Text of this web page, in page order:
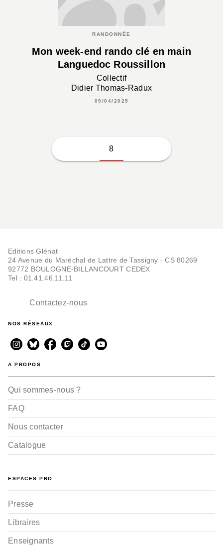
RANDONNÉE
Mon week-end rando clé en main
Languedoc Roussillon
Collectif
Didier Thomas-Radux
09/04/2025
8
Editions Glénat
24 Avenue du Maréchal de Lattre de Tassigny - CS 80269
92772 BOULOGNE-BILLANCOURT CEDEX
Tel : 01.41.46.11.11
Contactez-nous
NOS RÉSEAUX
A PROPOS
Qui sommes-nous ?
FAQ
Nous contacter
Catalogue
ESPACES PRO
Presse
Libraires
Enseignants